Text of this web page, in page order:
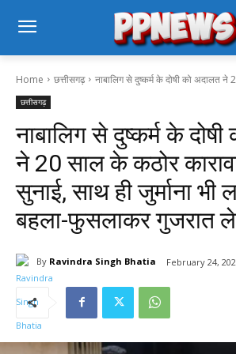
Home छत्तीसगढ़ नाबालिग से दुष्कर्म के दोषी को अदालत ने
छत्तीसगढ़
नाबालिग से दुष्कर्म के
ने 20 साल के कठोर
सुनाई, साथ ही जुर्माना भी
बहला-फुसलाकर गुजरात ले
By Ravindra Singh Bhatia February 24,